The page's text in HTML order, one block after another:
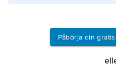
Påbörja din